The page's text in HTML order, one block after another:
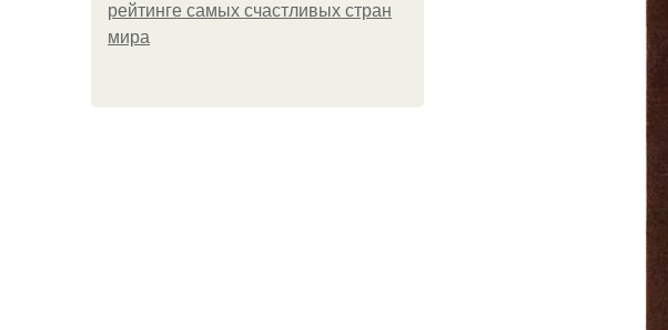
рейтинге самых счастливых стран
мира